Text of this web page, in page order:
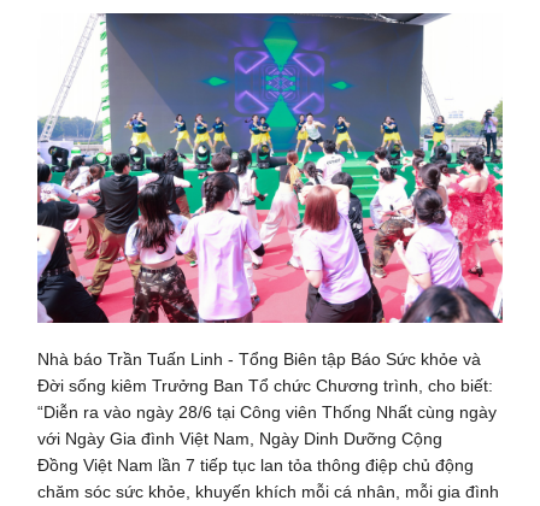
Nhà báo Trần Tuấn Linh - Tổng Biên tập Báo Sức khỏe và
Đời sống kiêm Trưởng Ban Tổ chức Chương trình, cho biết:
“Diễn ra vào ngày 28/6 tại Công viên Thống Nhất cùng ngày
với Ngày Gia đình Việt Nam, Ngày Dinh Dưỡng Cộng
Đồng Việt Nam lần 7 tiếp tục lan tỏa thông điệp chủ động
chăm sóc sức khỏe, khuyến khích mỗi cá nhân, mỗi gia đình